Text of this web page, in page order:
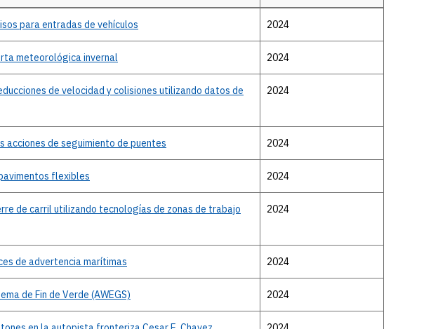
para entradas de vehículos 2024
meteorológica invernal 2024
de velocidad y colisiones utilizando datos de
2024
acciones de seguimiento de puentes 2024
flexibles 2024
de carril utilizando tecnologías de zonas de trabajo
2024
de advertencia marítimas 2024
de Fin de Verde (AWEGS) 2024